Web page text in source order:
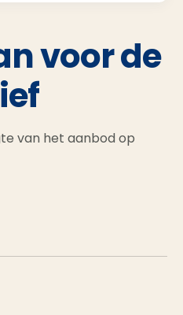
voor de
van het aanbod op